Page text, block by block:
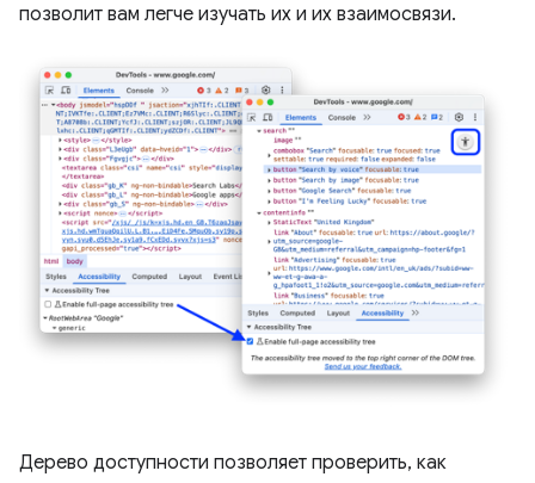
позволит вам легче изучать их и их взаимосвязи.
Дерево доступности позволяет проверить, как